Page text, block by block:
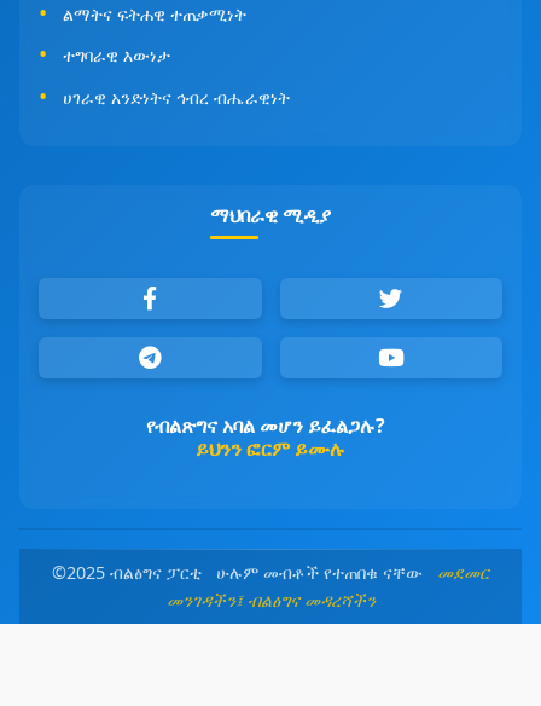
ልማትና ፍትሐዊ ተጠቃሚነት
ተግባራዊ እውነታ
ሀገራዊ አንድነትና ኅብረ ብሔራዊነት
ማህበራዊ ሚዲያ
የብልጽግና አባል መሆን ይፈልጋሉ?
ይህንን ፎርም ይሙሉ
©2025 ብልፅግና ፓርቲ ሁሉም መብቶች የተጠበቁ ናቸው መደመር
መንገዳችን፤ ብልፅግና መዳረሻችን